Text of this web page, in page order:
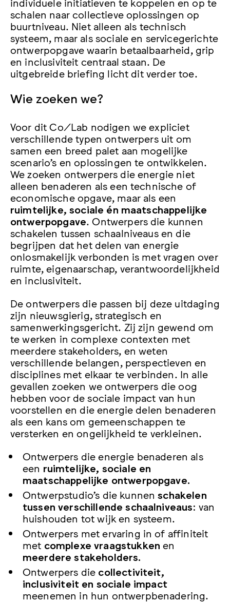
schalen naar collectieve oplossingen op
buurtniveau. Niet alleen als technisch
systeem, maar als sociale en servicegerichte
ontwerpopgave waarin betaalbaarheid, grip
en inclusiviteit centraal staan. De
uitgebreide briefing licht dit verder toe.
Wie zoeken we?
Voor dit Co/Lab nodigen we expliciet
verschillende typen ontwerpers uit om
samen een breed palet aan mogelijke
scenario’s en oplossingen te ontwikkelen.
We zoeken ontwerpers die energie niet
alleen benaderen als een technische of
economische opgave, maar als een
ruimtelijke, sociale én maatschappelijke
ontwerpopgave . Ontwerpers die kunnen
schakelen tussen schaalniveaus en die
begrijpen dat het delen van energie
onlosmakelijk verbonden is met vragen over
ruimte, eigenaarschap, verantwoordelijkheid
en inclusiviteit.
De ontwerpers die passen bij deze uitdaging
zijn nieuwsgierig, strategisch en
samenwerkingsgericht. Zij zijn gewend om
te werken in complexe contexten met
meerdere stakeholders, en weten
verschillende belangen, perspectieven en
disciplines met elkaar te verbinden. In alle
gevallen zoeken we ontwerpers die oog
hebben voor de sociale impact van hun
voorstellen en die energie delen benaderen
als een kans om gemeenschappen te
versterken en ongelijkheid te verkleinen.
Ontwerpers die energie benaderen als
een ruimtelijke, sociale en
maatschappelijke ontwerpopgave.
Ontwerpstudio’s die kunnenschakelen
tussen verschillende schaalniveaus: van
huishouden tot wijk en systeem.
Ontwerpers met ervaring in of affiniteit
met complexe vraagstukken en
meerdere stakeholders.
Ontwerpers die collectiviteit,
inclusiviteit en sociale impact
meenemen in hun ontwerpbenadering.